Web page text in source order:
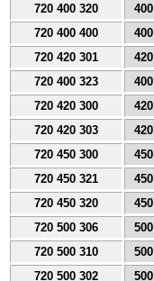
720 400 320
400
720 400 400
400
720 420 301
420
720 400 323
400
720 420 300
420
720 420 303
420
720 450 300
450
720 450 321
450
720 450 320
450
720 500 306
500
720 500 310
500
720 500 302
500